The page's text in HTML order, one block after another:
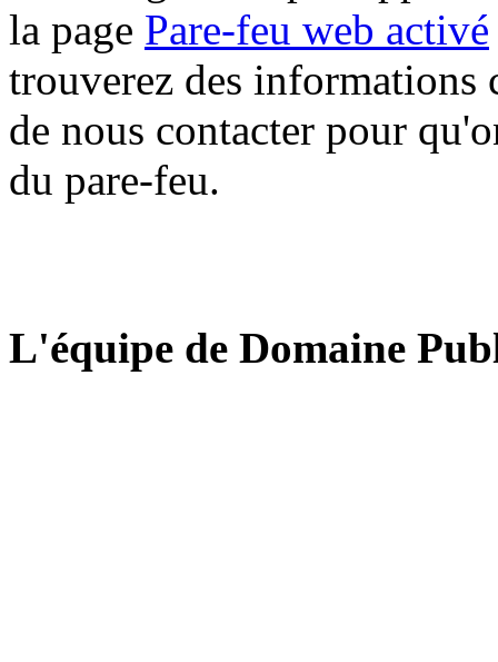
la page Pare-feu web activé
trouverez des informations
de nous contacter pour
du pare-feu.
L'équipe de Domaine